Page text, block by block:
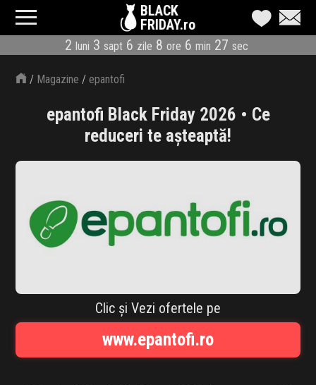
BLACK
FRIDAY.ro
2 luni 3 sapt 6 zile 8 ore 6 min 26 sec
CATEGORII
MAGAZINE
ÎNSCRIE MAGAZIN
LIVE BLOG
CODURI REDUCERE
ABONARE NEWSLETTER
INFLUENCER SQUAD
/ Magazine /epantofi
epantofi Black Friday 2026 • Ce
reduceri te așteaptă!
Clic și Vezi ofertele pe
www.epantofi.ro